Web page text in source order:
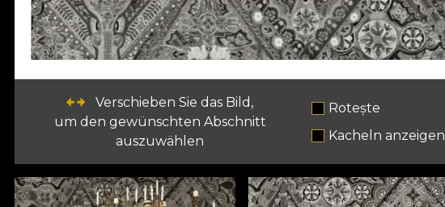
Verschieben Sie das Bild,
um den gewünschten Abschnitt
auszuwählen
Rotește
Kacheln anzeigen